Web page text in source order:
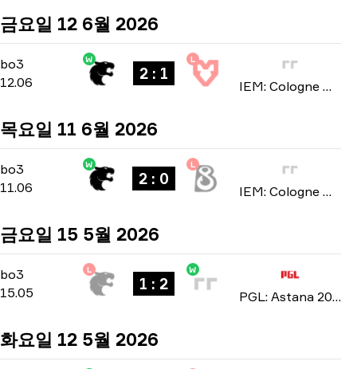
금요일 12 6월 2026
bo3
bo3
12.06
W
2 : 1
L
IEM: Cologne Major 2026
목요일 11 6월 2026
bo3
bo3
11.06
W
2 : 0
L
IEM: Cologne Major 2026
금요일 15 5월 2026
bo3 -bo3
15.05
L
1 : 2
W
PGL: Astana 2026
화요일 12 5월 2026